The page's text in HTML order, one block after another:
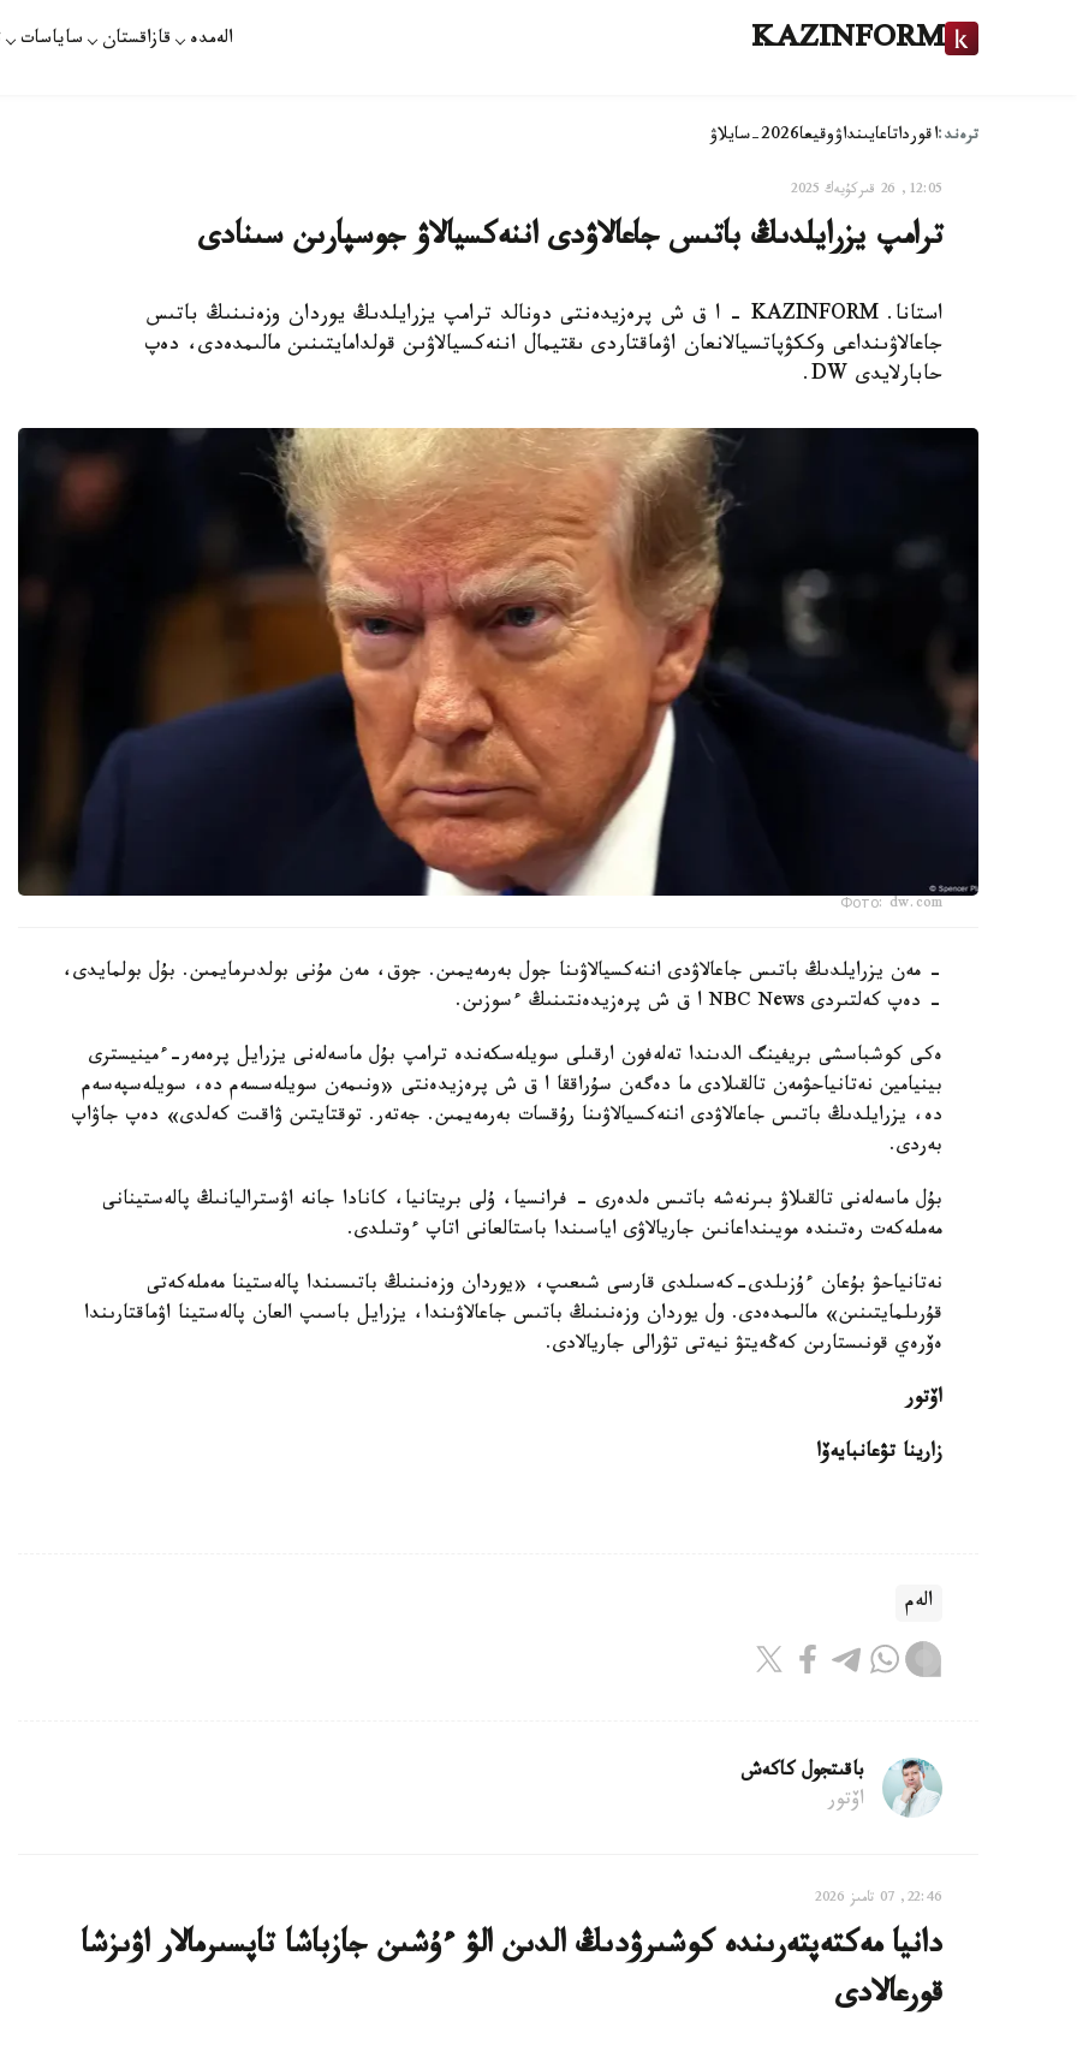
KAZINFORM الەمدە قازاقستان ساياسات
ترەند:اقورداتاعايىنداۋوقيعا2026-سايلاۋ
12:05, 26 قىركۇيەك 2025
ترامپ يزرايلدىڭ باتىس جاعالاۋدى اننەكسيالاۋ جوسپارىن سىنادى
استانا. KAZINFORM - ا ق ش پرەزيدەنتى دونالد ترامپ يزرايلدىڭ يوردان وزەنىنىڭ باتىس
جاعالاۋىنداعى وككۋپاتسيالانعان اۋماقتاردى ىقتيمال اننەكسيالاۋىن قولدامايتىنىن مالىمدەدى، دەپ
حابارلايدى DW.
Фото: dw.com
- مەن يزرايلدىڭ باتىس جاعالاۋدى اننەكسيالاۋىنا جول بەرمەيمىن. جوق، مەن مۇنى بولدىرمايمىن. بۇل بولمايدى،
- دەپ كەلتىردى NBC News ا ق ش پرەزيدەنتىنىڭ ءسوزىن.
ەكى كوشباسشى بريفينگ الدىندا تەلەفون ارقىلى سويلەسكەندە ترامپ بۇل ماسەلەنى يزرايل پرەمەر-ءمينيسترى
بينيامين نەتانياحۋمەن تالقىلادى ما دەگەن سۇراققا ا ق ش پرەزيدەنتى «ونىمەن سويلەسسەم دە، سويلەسپەسەم
دە، يزرايلدىڭ باتىس جاعالاۋدى اننەكسيالاۋىنا رۇقسات بەرمەيمىن. جەتەر. توقتايتىن ۋاقىت كەلدى» دەپ جاۋاپ
بەردى.
بۇل ماسەلەنى تالقىلاۋ بىرنەشە باتىس ەلدەرى - فرانسيا، ۇلى بريتانيا، كانادا جانە اۋستراليانىڭ پالەستينانى
مەملەكەت رەتىندە مويىنداعانىن جاريالاۋى اياسىندا باستالعانى اتاپ ءوتىلدى.
نەتانياحۋ بۇعان ءۇزىلدى-كەسىلدى قارسى شىعىپ، «يوردان وزەنىنىڭ باتىسىندا پالەستينا مەملەكەتى
قۇرىلمايتىنىن» مالىمدەدى. ول يوردان وزەنىنىڭ باتىس جاعالاۋىندا، يزرايل باسىپ العان پالەستينا اۋماقتارىندا
ەۆرەي قونىستارىن كەڭەيتۋ نيەتى تۋرالى جاريالادى.
اۆتور
زارينا تۋعانبايەۆا
الەم
باقىتجول كاكەش
اۆتور
22:46, 07 تامىز 2026
دانيا مەكتەپتەرىندە كوشىرۋدىڭ الدىن الۋ ءۇشىن جازباشا تاپسىرمالار اۋىزشا
قورعالادى